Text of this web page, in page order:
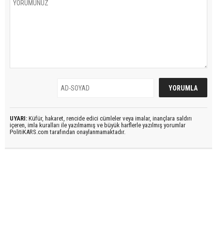
UYARI: Küfür, hakaret, rencide edici cümleler veya imalar, inançlara saldırı
içeren, imla kuralları ile yazılmamış ve büyük harflerle yazılmış yorumlar
PolitiKARS.com tarafından onaylanmamaktadır.